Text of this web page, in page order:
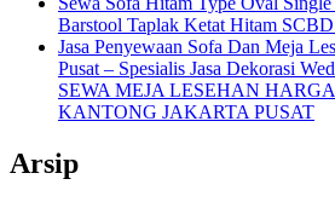
Barstool Taplak Ketat Hitam
Jasa Penyewaan Sofa Dan Meja
Pusat – Spesialis Jasa Dekorasi
SEWA MEJA LESEHAN
KANTONG JAKARTA PUSAT
Arsip